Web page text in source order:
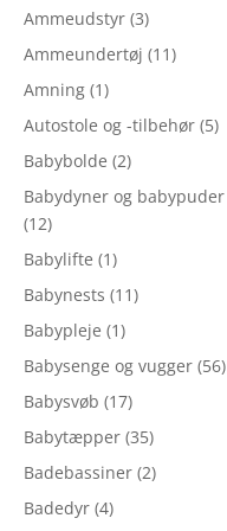
Ammeudstyr (3)
Ammeundertøj (11)
Amning (1)
Autostole og -tilbehør (5)
Babybolde (2)
Babydyner og babypuder
(12)
Babylifte (1)
Babynests (11)
Babypleje (1)
Babysenge og vugger (56)
Babysvøb (17)
Babytæpper (35)
Badebassiner (2)
Badedyr (4)